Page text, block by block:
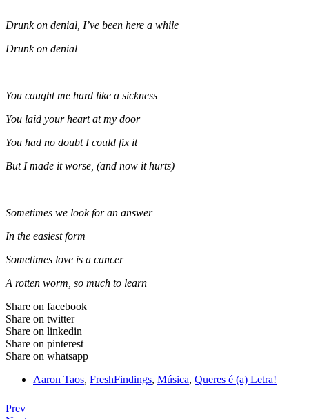
Drunk on denial, I’ve been here a while
Drunk on denial
You caught me hard like a sickness
You laid your heart at my door
You had no doubt I could fix it
But I made it worse, (and now it hurts)
Sometimes we look for an answer
In the easiest form
Sometimes love is a cancer
A rotten worm, so much to learn
Share on facebook
Share on twitter
Share on linkedin
Share on pinterest
Share on whatsapp
Aaron Taos, FreshFindings, Música, Queres é (a) Letra!
Prev